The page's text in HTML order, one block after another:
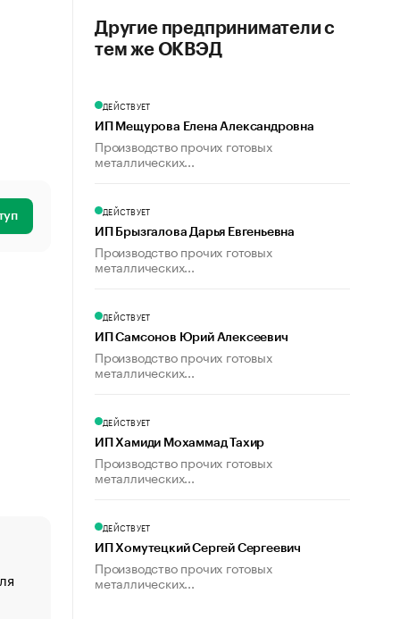
«От спорта тело стареет иначе». Как живет глава
создавшей GTA
Другие предприниматели с
тем же ОКВЭД
ДЕЙСТВУЕТ
ИП Мещурова Елена Александровна
Производство прочих готовых
металлических...
ДЕЙСТВУЕТ
ИП Брызгалова Дарья Евгеньевна
Производство прочих готовых
металлических...
ДЕЙСТВУЕТ
ИП Самсонов Юрий Алексеевич
Производство прочих готовых
металлических...
ДЕЙСТВУЕТ
ИП Хамиди Мохаммад Тахир
Производство прочих готовых
металлических...
ДЕЙСТВУЕТ
ИП Хомутецкий Сергей Сергеевич
Производство прочих готовых
металлических...